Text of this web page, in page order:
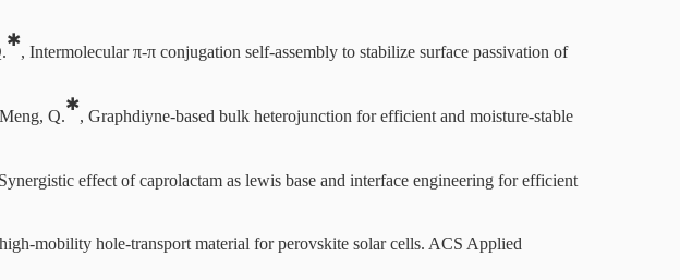
✱
, Intermolecular π-π conjugation self-assembly to stabilize surface passivation of
Q.
✱
, Graphdiyne-based bulk heterojunction for efficient and moisture-stable
Synergistic effect of caprolactam as lewis base and interface engineering for efficient
mobility hole-transport material for perovskite solar cells. ACS Applied